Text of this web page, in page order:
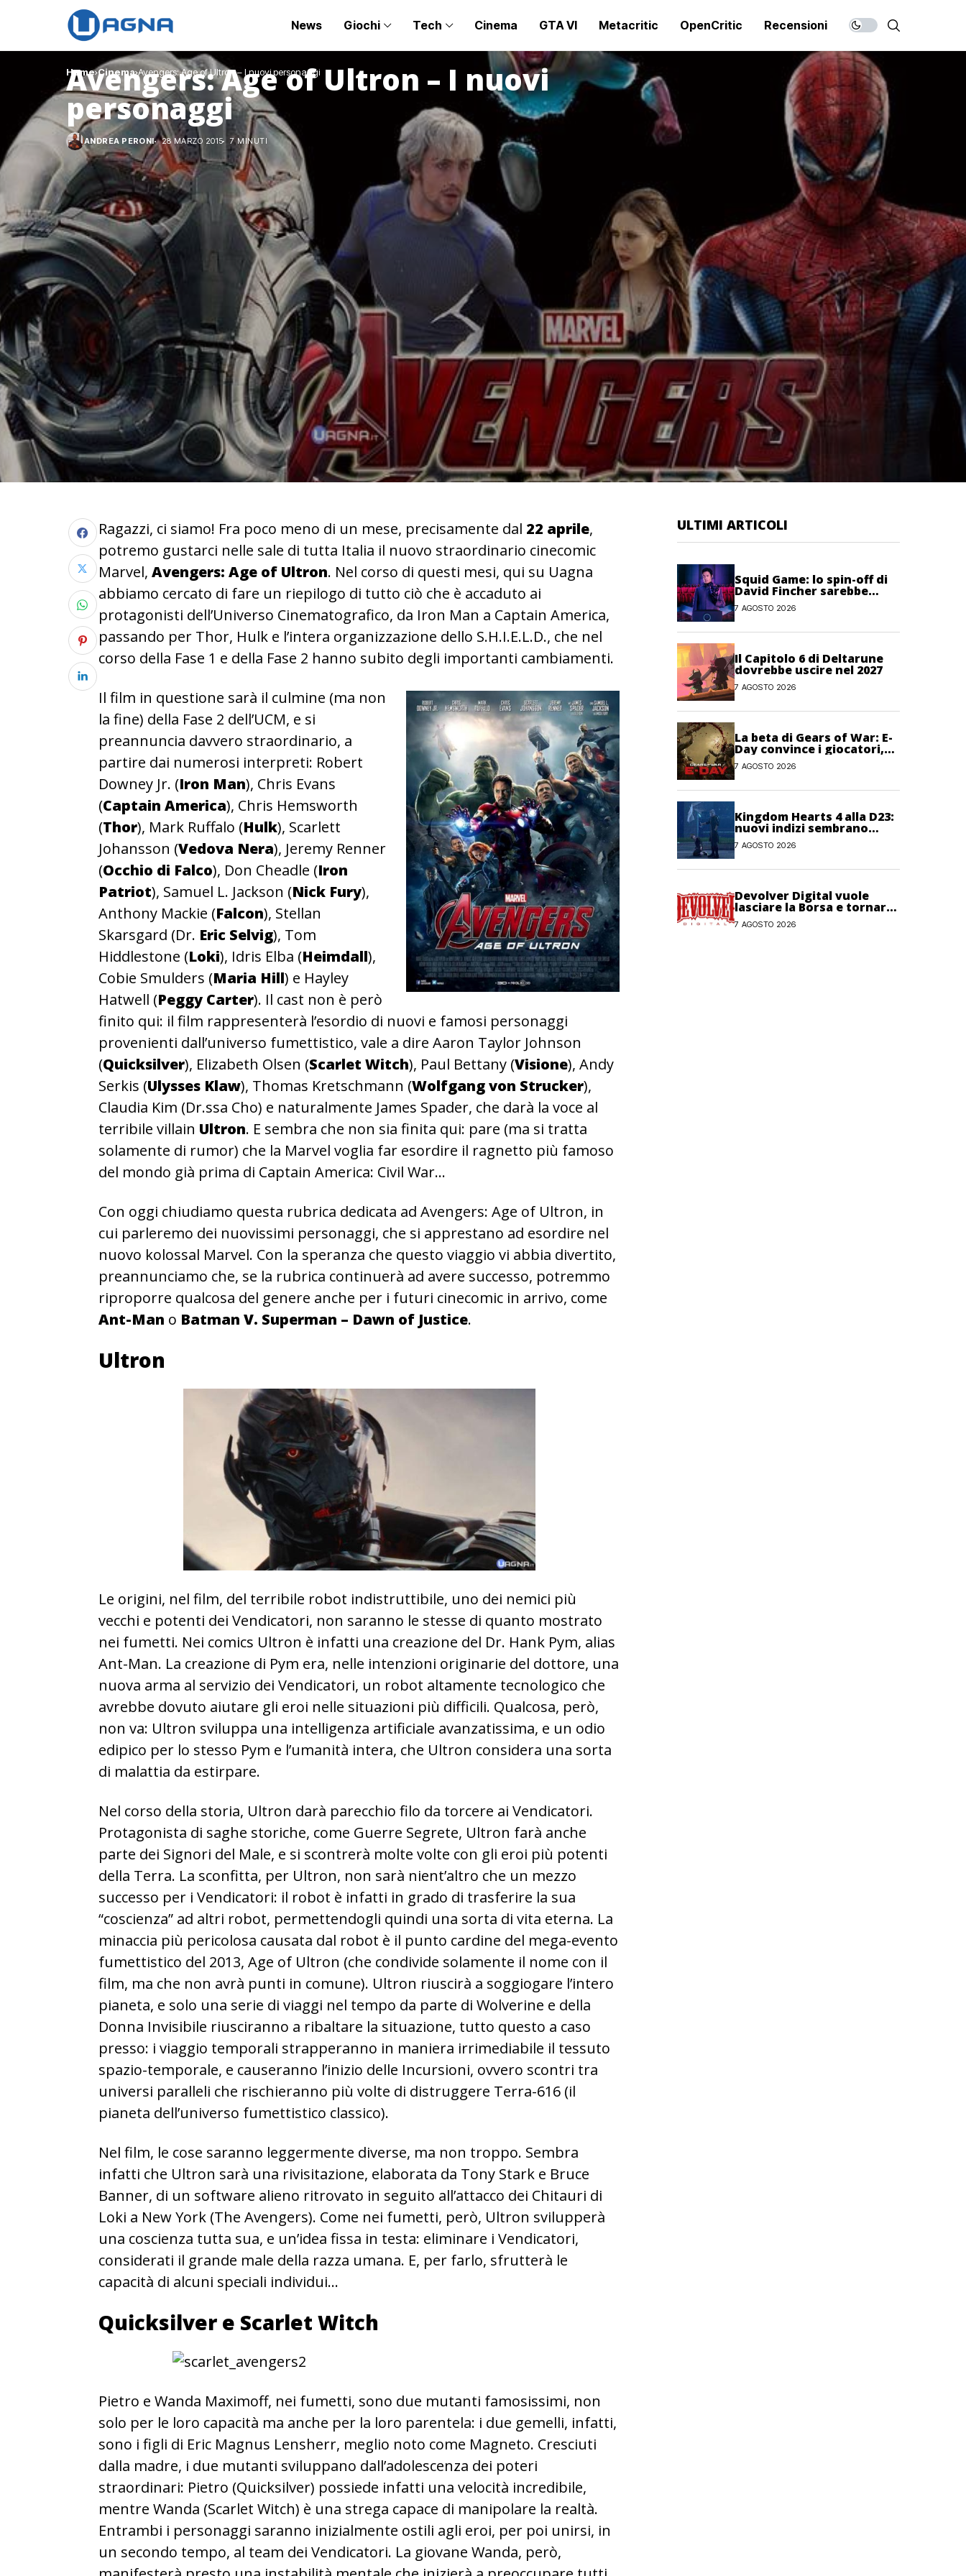
News Giochi Tech Cinema GTA VI Metacritic OpenCritic Recensioni
Home Cinema Avengers: Age of Ultron – I nuovi personaggi
Avengers: Age of Ultron – I nuovi
personaggi
ANDREA PERONI 28 MARZO 2015 7 MINUTI
Ragazzi, ci siamo! Fra poco meno di un mese, precisamente dal 22 aprile,
potremo gustarci nelle sale di tutta Italia il nuovo straordinario cinecomic
Marvel, Avengers: Age of Ultron. Nel corso di questi mesi, qui su Uagna
abbiamo cercato di fare un riepilogo di tutto ciò che è accaduto ai
protagonisti dell’Universo Cinematografico, da Iron Man a Captain America,
passando per Thor, Hulk e l’intera organizzazione dello S.H.I.E.L.D., che nel
corso della Fase 1 e della Fase 2 hanno subito degli importanti cambiamenti.
Il film in questione sarà il culmine (ma non
la fine) della Fase 2 dell’UCM, e si
preannuncia davvero straordinario, a
partire dai numerosi interpreti: Robert
Downey Jr. (Iron Man), Chris Evans
(Captain America), Chris Hemsworth
(Thor), Mark Ruffalo (Hulk), Scarlett
Johansson (Vedova Nera), Jeremy Renner
(Occhio di Falco), Don Cheadle (Iron
Patriot), Samuel L. Jackson (Nick Fury),
Anthony Mackie (Falcon), Stellan
Skarsgard (Dr. Eric Selvig), Tom
Hiddlestone (Loki), Idris Elba (Heimdall),
Cobie Smulders (Maria Hill) e Hayley
Hatwell (Peggy Carter). Il cast non è però
finito qui: il film rappresenterà l’esordio di nuovi e famosi personaggi
provenienti dall’universo fumettistico, vale a dire Aaron Taylor Johnson
(Quicksilver), Elizabeth Olsen (Scarlet Witch), Paul Bettany (Visione), Andy
Serkis (Ulysses Klaw), Thomas Kretschmann (Wolfgang von Strucker),
Claudia Kim (Dr.ssa Cho) e naturalmente James Spader, che darà la voce al
terribile villain Ultron. E sembra che non sia finita qui: pare (ma si tratta
solamente di rumor) che la Marvel voglia far esordire il ragnetto più famoso
del mondo già prima di Captain America: Civil War…
Con oggi chiudiamo questa rubrica dedicata ad Avengers: Age of Ultron, in
cui parleremo dei nuovissimi personaggi, che si apprestano ad esordire nel
nuovo kolossal Marvel. Con la speranza che questo viaggio vi abbia divertito,
preannunciamo che, se la rubrica continuerà ad avere successo, potremmo
riproporre qualcosa del genere anche per i futuri cinecomic in arrivo, come
Ant-Man o Batman V. Superman – Dawn of Justice.
Ultron
Le origini, nel film, del terribile robot indistruttibile, uno dei nemici più
vecchi e potenti dei Vendicatori, non saranno le stesse di quanto mostrato
nei fumetti. Nei comics Ultron è infatti una creazione del Dr. Hank Pym, alias
Ant-Man. La creazione di Pym era, nelle intenzioni originarie del dottore, una
nuova arma al servizio dei Vendicatori, un robot altamente tecnologico che
avrebbe dovuto aiutare gli eroi nelle situazioni più difficili. Qualcosa, però,
non va: Ultron sviluppa una intelligenza artificiale avanzatissima, e un odio
edipico per lo stesso Pym e l’umanità intera, che Ultron considera una sorta
di malattia da estirpare.
Nel corso della storia, Ultron darà parecchio filo da torcere ai Vendicatori.
Protagonista di saghe storiche, come Guerre Segrete, Ultron farà anche
parte dei Signori del Male, e si scontrerà molte volte con gli eroi più potenti
della Terra. La sconfitta, per Ultron, non sarà nient’altro che un mezzo
successo per i Vendicatori: il robot è infatti in grado di trasferire la sua
“coscienza” ad altri robot, permettendogli quindi una sorta di vita eterna. La
minaccia più pericolosa causata dal robot è il punto cardine del mega-evento
fumettistico del 2013, Age of Ultron (che condivide solamente il nome con il
film, ma che non avrà punti in comune). Ultron riuscirà a soggiogare l’intero
pianeta, e solo una serie di viaggi nel tempo da parte di Wolverine e della
Donna Invisibile riusciranno a ribaltare la situazione, tutto questo a caso
presso: i viaggio temporali strapperanno in maniera irrimediabile il tessuto
spazio-temporale, e causeranno l’inizio delle Incursioni, ovvero scontri tra
universi paralleli che rischieranno più volte di distruggere Terra-616 (il
pianeta dell’universo fumettistico classico).
Nel film, le cose saranno leggermente diverse, ma non troppo. Sembra
infatti che Ultron sarà una rivisitazione, elaborata da Tony Stark e Bruce
Banner, di un software alieno ritrovato in seguito all’attacco dei Chitauri di
Loki a New York (The Avengers). Come nei fumetti, però, Ultron svilupperà
una coscienza tutta sua, e un’idea fissa in testa: eliminare i Vendicatori,
considerati il grande male della razza umana. E, per farlo, sfrutterà le
capacità di alcuni speciali individui…
Quicksilver e Scarlet Witch
Pietro e Wanda Maximoff, nei fumetti, sono due mutanti famosissimi, non
solo per le loro capacità ma anche per la loro parentela: i due gemelli, infatti,
sono i figli di Eric Magnus Lensherr, meglio noto come Magneto. Cresciuti
dalla madre, i due mutanti sviluppano dall’adolescenza dei poteri
straordinari: Pietro (Quicksilver) possiede infatti una velocità incredibile,
mentre Wanda (Scarlet Witch) è una strega capace di manipolare la realtà.
Entrambi i personaggi saranno inizialmente ostili agli eroi, per poi unirsi, in
un secondo tempo, al team dei Vendicatori. La giovane Wanda, però,
ULTIMI ARTICOLI
Squid Game: lo spin-off di
David Fincher sarebbe
stato cancellato da Netflix
7 AGOSTO 2026
Il Capitolo 6 di Deltarune
dovrebbe uscire nel 2027
7 AGOSTO 2026
La beta di Gears of War: E-
Day convince i giocatori,
anche se non pienamente
7 AGOSTO 2026
Kingdom Hearts 4 alla D23:
nuovi indizi sembrano
confermare la presenza del
gioco
7 AGOSTO 2026
Devolver Digital vuole
lasciare la Borsa e tornare
privata
7 AGOSTO 2026